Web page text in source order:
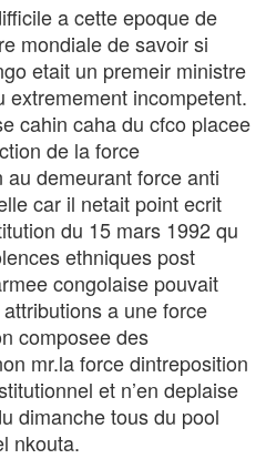
a cette epoque de
mondiale de savoir si
etait un premeir ministre
extremement incompetent.
cahin caha du cfco placee
de la force
au demeurant force anti
car il netait point ecrit
du 15 mars 1992 qu
ethniques post
congolaise pouvait
a une force
composee des
mr.la force dintreposition
et n’en deplaise
dimanche tous du pool
nkouta.